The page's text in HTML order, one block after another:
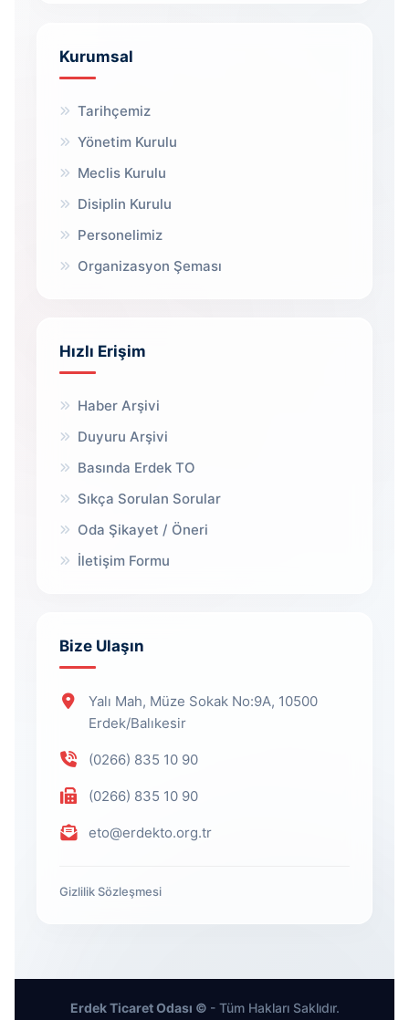
Kurumsal
Tarihçemiz
Yönetim Kurulu
Meclis Kurulu
Disiplin Kurulu
Personelimiz
Organizasyon Şeması
Hızlı Erişim
Haber Arşivi
Duyuru Arşivi
Basında Erdek TO
Sıkça Sorulan Sorular
Oda Şikayet / Öneri
İletişim Formu
Bize Ulaşın
Yalı Mah, Müze Sokak No:9A, 10500
Erdek/Balıkesir
(0266) 835 10 90
(0266) 835 10 90
eto@erdekto.org.tr
Gizlilik Sözleşmesi
Erdek Ticaret Odası © - Tüm Hakları Saklıdır.